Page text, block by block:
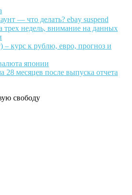
— что делать? ebay suspend
трех недель, внимание на данных
– курс к рублю, евро, прогноз и
японии
28 месяцев после выпуска отчета
свободу